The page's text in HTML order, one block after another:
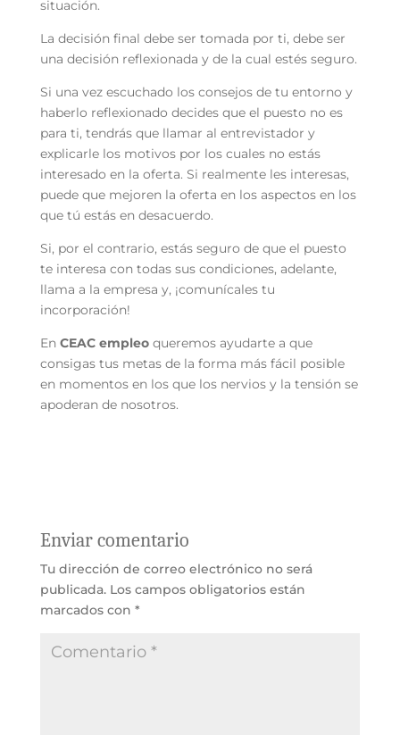
situación.
La decisión final debe ser tomada por ti, debe ser
una decisión reflexionada y de la cual estés seguro.
Si una vez escuchado los consejos de tu entorno y
haberlo reflexionado decides que el puesto no es
para ti, tendrás que llamar al entrevistador y
explicarle los motivos por los cuales no estás
interesado en la oferta. Si realmente les interesas,
puede que mejoren la oferta en los aspectos en los
que tú estás en desacuerdo.
Si, por el contrario, estás seguro de que el puesto
te interesa con todas sus condiciones, adelante,
llama a la empresa y, ¡comunícales tu
incorporación!
En CEAC empleoqueremos ayudarte a que
consigas tus metas de la forma más fácil posible
en momentos en los que los nervios y la tensión se
apoderan de nosotros.
Enviar comentario
Tu dirección de correo electrónico no será
publicada. Los campos obligatorios están
marcados con *